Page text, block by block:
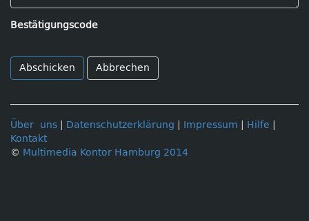
Bestätigungscode
Abbrechen
Über uns Datenschutzerklärung Impressum Hilfe
Kontakt
© Multimedia Kontor Hamburg 2014